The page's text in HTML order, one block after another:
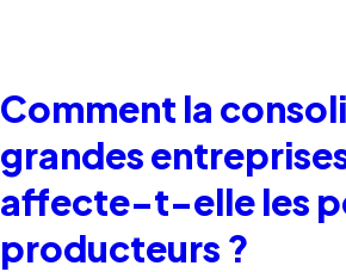
Comment la
grandes
affecte-t-elle les
producteurs ?